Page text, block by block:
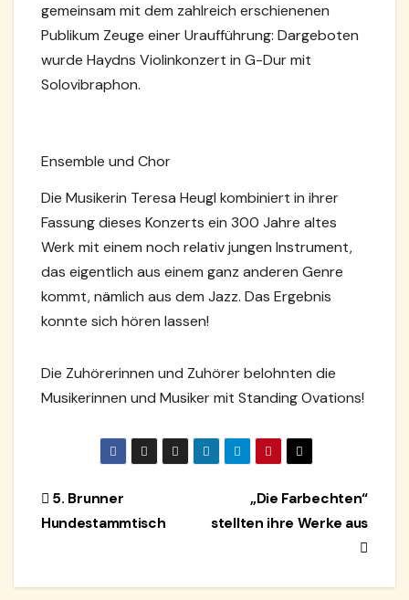
gemeinsam mit dem zahlreich erschienenen
Publikum Zeuge einer Uraufführung: Dargeboten
wurde Haydns Violinkonzert in G-Dur mit
Solovibraphon.
Ensemble und Chor
Die Musikerin Teresa Heugl kombiniert in ihrer
Fassung dieses Konzerts ein 300 Jahre altes
Werk mit einem noch relativ jungen Instrument,
das eigentlich aus einem ganz anderen Genre
kommt, nämlich aus dem Jazz. Das Ergebnis
konnte sich hören lassen!
Die Zuhörerinnen und Zuhörer belohnten die
Musikerinnen und Musiker mit Standing Ovations!
Beitragsnavigation„Die Farbechten“
stellten ihre Werke aus
5. Brunner
Hundestammtisch